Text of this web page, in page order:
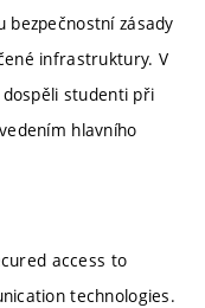
bezpečnostní zásady
infrastruktury. V
dospěli studenti při
hlavního
access to
technologies.